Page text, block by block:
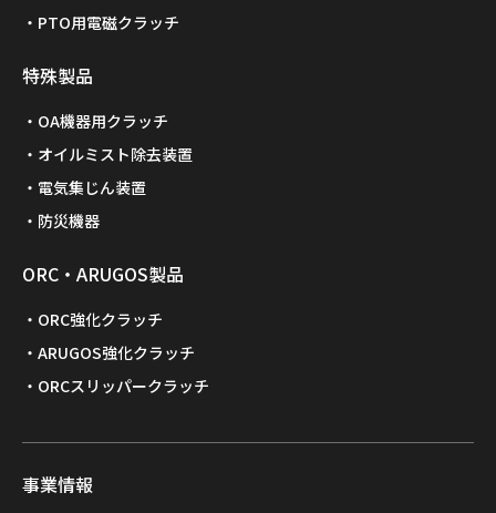
PTO用電磁クラッチ
特殊製品
OA機器用クラッチ
オイルミスト除去装置
電気集じん装置
防災機器
ORC・ARUGOS製品
ORC強化クラッチ
ARUGOS強化クラッチ
ORCスリッパークラッチ
事業情報